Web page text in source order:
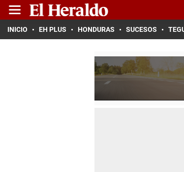
INICIO EH PLUS HONDURAS SUCESOS